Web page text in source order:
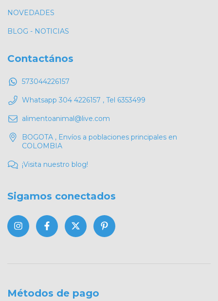
NOVEDADES
BLOG - NOTICIAS
Contactános
573044226157
Whatsapp 304 4226157 , Tel 6353499
alimentoanimal@live.com
BOGOTA , Envíos a poblaciones principales en
COLOMBIA
¡Visita nuestro blog!
Sigamos conectados
Métodos de pago